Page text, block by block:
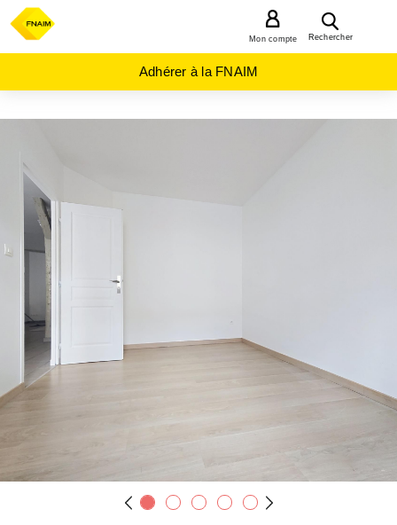
Rechercher
Mon compte
Adhérer à la FNAIM
GRAND-
EST
MARNE
CHALONS
CHAMPAGNE
(51000)